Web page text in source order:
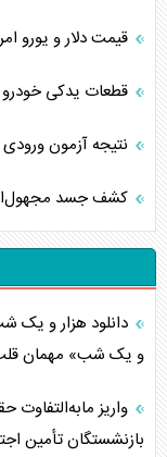
قیمت دلار و یورو امروز شنبه ۱۷
قطعات یدکی خودرو ۷۰ تا ۸۰ درصد گران شد
نتیجه آزمون ورودی سمپاد
کشف جسد
دانلود هزار و یک
و یک شب» مهمان
بازنشستگان تأمین